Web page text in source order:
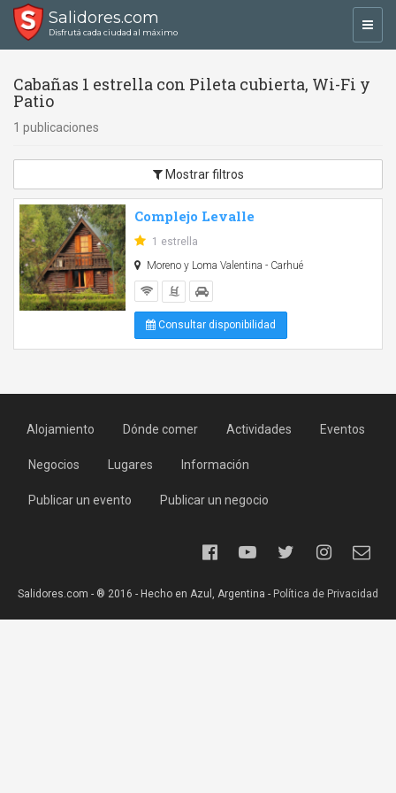
Salidores.com
Disfrutá cada ciudad al máximo
Cabañas 1 estrella con Pileta cubierta, Wi-Fi y
Patio
1 publicaciones
Mostrar filtros
Complejo Levalle
1 estrella
Moreno y Loma Valentina - Carhué
Consultar disponibilidad
Alojamiento Dónde comer Actividades Eventos
Negocios Lugares Información
Publicar un evento Publicar un negocio
Salidores.com - ® 2016 - Hecho en Azul, Argentina - Política de Privacidad